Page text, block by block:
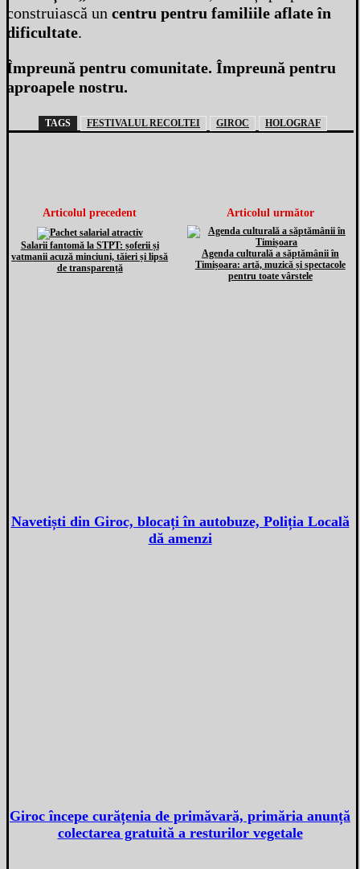
construiască un centru pentru familiile aflate în
dificultate.
Împreună pentru comunitate. Împreună pentru
aproapele nostru.
TAGS FESTIVALUL RECOLTEI GIROC HOLOGRAF
Articolul precedent
Salarii fantomă la STPT: șoferii și
vatmanii acuză minciuni, tăieri și lipsă
de transparență
Articolul următor
Agenda culturală a săptămânii în
Timișoara: artă, muzică și spectacole
pentru toate vârstele
Navetiști din Giroc, blocați în autobuze, Poliția Locală
dă amenzi
Giroc începe curățenia de primăvară, primăria anunță
colectarea gratuită a resturilor vegetale